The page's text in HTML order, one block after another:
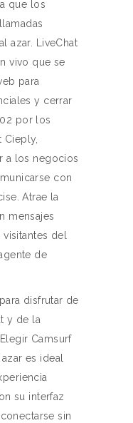
que los
azar. LiveChat
vivo que se
para
y cerrar
por los
Cieply,
a los negocios
con
Atrae la
mensajes
del
de
disfrutar de
y de la
Camsurf
es ideal
su interfaz
sin